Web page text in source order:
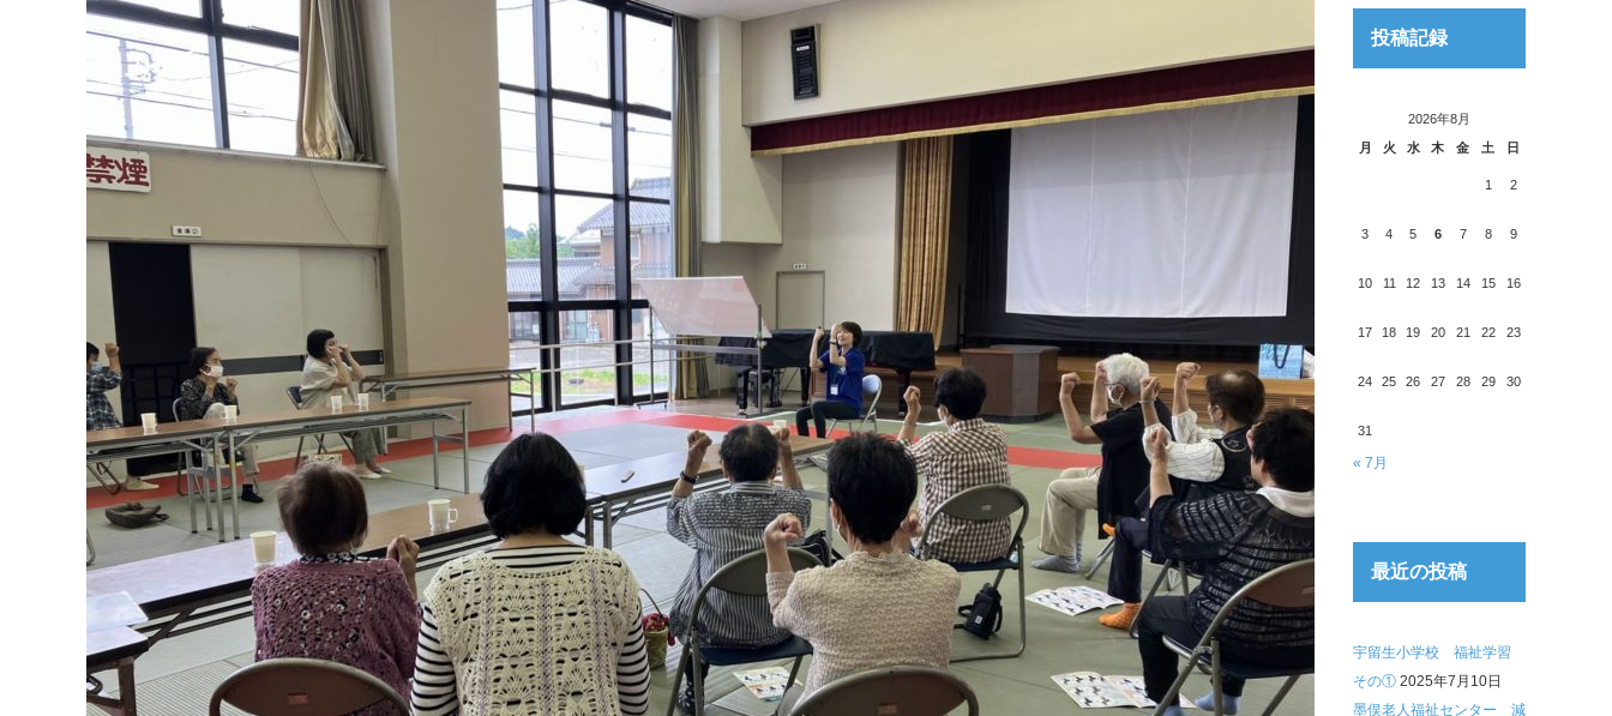
投稿記録
2026年8月
月
火 水 木 金 土 日
1 2
3 4 5 6 7 8 9
10 11 12 13 14 15 16
17 18 19 20 21 22 23
24 25 26 27 28 29 30
31
« 7月
最近の投稿
宇留生小学校 福祉学習
その① 2025年7月10日
墨俣老人福祉センター 減